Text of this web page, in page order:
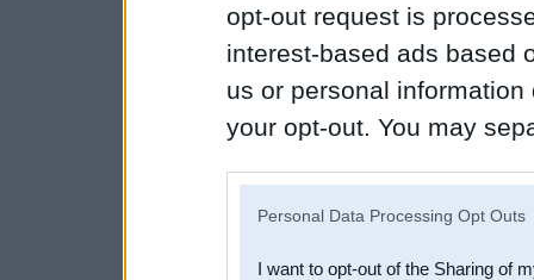
opt-out request is
interest-based ads based
us or personal
your opt-out. You may
Personal Data Processing Opt Outs
I want to opt-out of the Sharing of